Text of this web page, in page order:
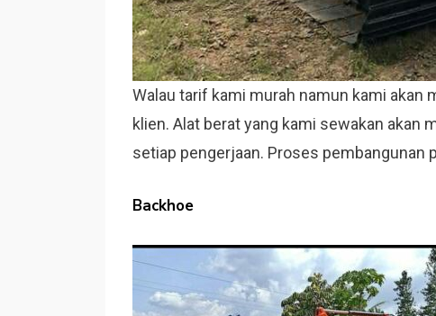
Walau tarif kami murah namun kami akan
klien. Alat berat yang kami sewakan akan
setiap pengerjaan. Proses pembangunan
Backhoe